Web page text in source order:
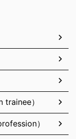
）
）